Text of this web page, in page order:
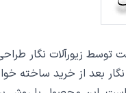
و بین 7 تا 15 روز به دست مشتریان